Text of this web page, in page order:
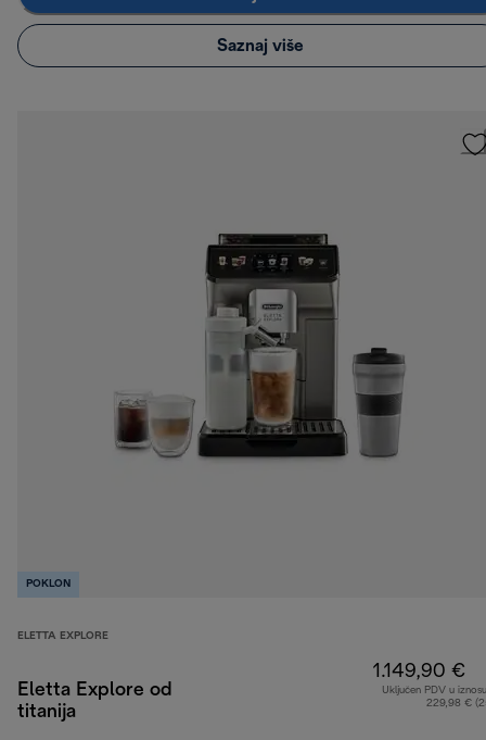
Saznaj više
POKLON
ELETTA EXPLORE
Eletta Explore od
titanija
1.149,90 €
Uključen PDV u
229,98 €